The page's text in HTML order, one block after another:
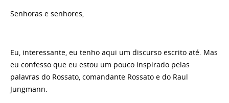
Senhoras e senhores,
Eu, interessante, eu tenho aqui um discurso escrito até. Mas
eu confesso que eu estou um pouco inspirado pelas
palavras do Rossato, comandante Rossato e do Raul
Jungmann.